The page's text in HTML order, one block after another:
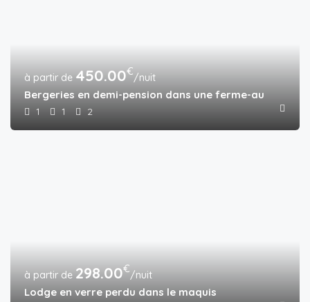
450.00€/nuit
Bergeries en demi-pension dans une ferme-auberge
1 1 2
298.00€/nuit
Lodge en verre perdu dans le maquis